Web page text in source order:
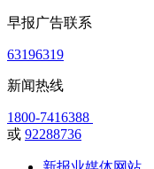
早报广告联系
63196319
新闻热线
1800-7416388
或 92288736